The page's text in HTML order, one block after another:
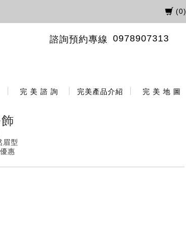
(0)
諮詢預約專線 0978907313
完 美 諮 詢 完美產品介紹 完 美 地 圖
眉型
惠